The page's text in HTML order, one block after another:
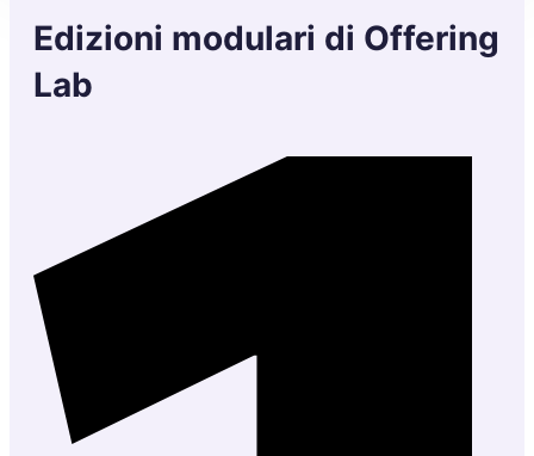
Edizioni modulari di Offering
Lab